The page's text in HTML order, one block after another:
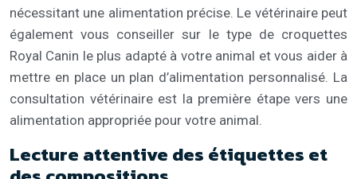
nécessitant une alimentation précise. Le vétérinaire peut
également vous conseiller sur le type de croquettes
Royal Canin le plus adapté à votre animal et vous aider à
mettre en place un plan d’alimentation personnalisé. La
consultation vétérinaire est la première étape vers une
alimentation appropriée pour votre animal.
Lecture attentive des étiquettes et